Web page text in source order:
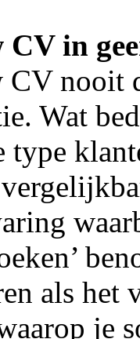
CV in
CV nooit
Wat
type
als het
je